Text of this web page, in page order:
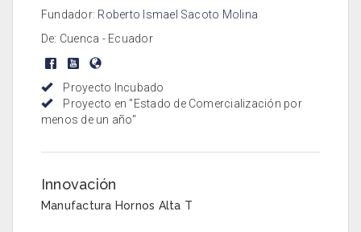
Fundador: Roberto Ismael Sacoto Molina
De: Cuenca - Ecuador
Proyecto Incubado
Proyecto en "Estado de Comercialización por
menos de un año"
Innovación
Manufactura Hornos Alta T